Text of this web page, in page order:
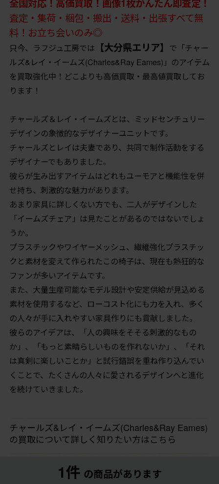
全国対応！高価買取！画像1枚かんたん即査定！
査定・集荷・梱包・搬出・送料・出張すべて無
料！お立ち会いのみ◎
只今、ラフジュ工房では 【大分県エリア】 で「チャー
ルズ&レイ・イームズ(Charles&Ray Eames)」のアイテム
を買取強化中！どこよりも高価買取・最高値買取してお
ります！
チャールズ＆レイ・イームズとは、ミッドセンチュリー
デザインの象徴的なデザイナーユニットです。
チャールズとレイは夫妻であり、共同で制作活動をする
デザイナーでもありました。
彼らが生み出すアイテムはどれもユーモアと機能性を併
せ持ち、刺激的な魅力があります。
あまり家具に詳しくない方でも、二人がデザインした
「イームズチェア」は見たことがあるのではないでしょ
うか。
プラスチックやワイヤーメッシュ、繊維強化プラスチッ
クと素材を変えて作られたこの椅子は、現在も熱狂的な
ファンが多いアイテムです。
また、大量生産可能なモデル設計や安定供給が見込める
素材を使用するなど、ローコスト化にも力を入れ、多く
の人々が手に入れやすい家具作りにも貢献しました。
彼らのアイデアは、「人の興味をそそる刺激的なもの
か」、「もっと素晴らしいものを作れないか」、「それ
は真剣に楽しいことか」と試行錯誤を重ね作り込んでい
くことで、たくさんの人々に愛されるデザインへと進化
を続けていきました。
チャールズ&レイ・イームズ(Charles&Ray Eames)
の買取について詳しく知りたい方はこちら
1件 の商品があります